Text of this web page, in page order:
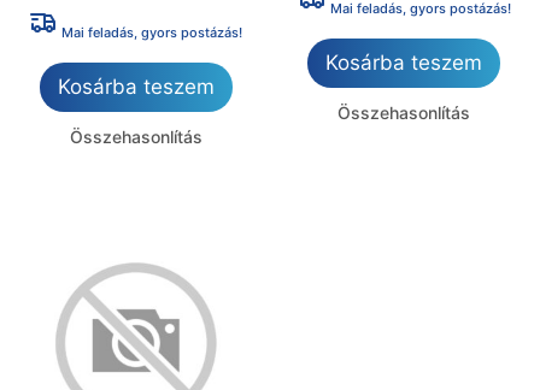
Mai feladás, gyors postázás!
Kosárba teszem
Összehasonlítás
Mai feladás, gyors postázás!
Kosárba teszem
Összehasonlítás